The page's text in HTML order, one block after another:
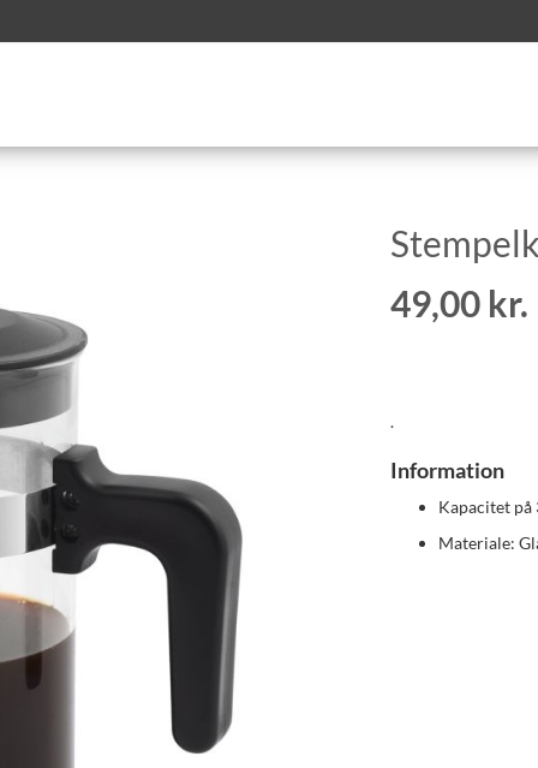
49,00 kr.
.
Information
Kapacitet på
Materiale: